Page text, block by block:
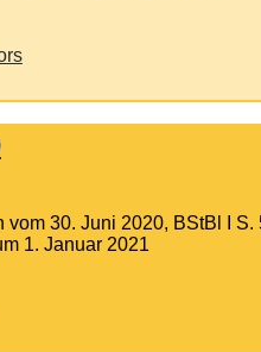
vom 30. Juni 2020, BStBl I
1. Januar 2021